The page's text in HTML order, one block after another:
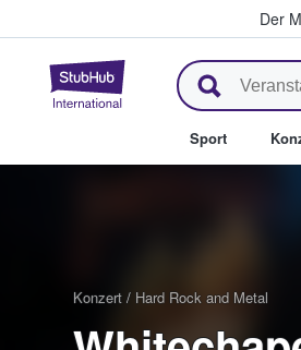
Der
StubHub -
Sport
Konzert / Hard Rock and Metal